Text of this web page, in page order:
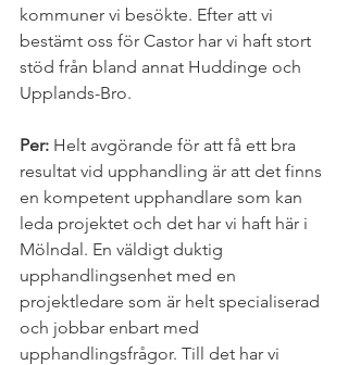
kommuner vi besökte. Efter att vi
bestämt oss för Castor har vi haft stort
stöd från bland annat Huddinge och
Upplands-Bro.
Per: Helt avgörande för att få ett bra
resultat vid upphandling är att det finns
en kompetent upphandlare som kan
leda projektet och det har vi haft här i
Mölndal. En väldigt duktig
upphandlingsenhet med en
projektledare som är helt specialiserad
och jobbar enbart med
upphandlingsfrågor. Till det har vi